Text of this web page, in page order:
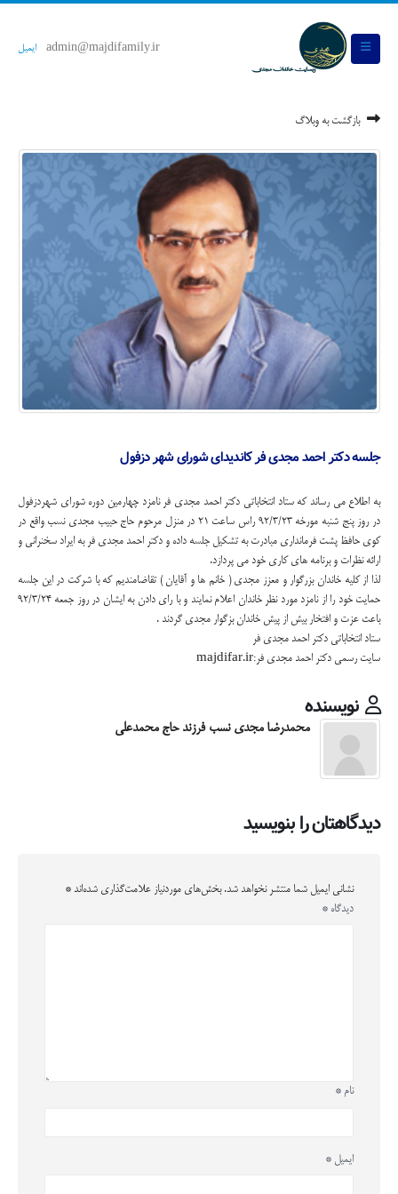
admin@majdifamily.ir ایمیل
بازگشت به وبلاگ
جلسه دکتر احمد مجدی فر کاندیدای شورای شهر دزفول
به اطلاع مي رساند كه ستاد انتخاباتی دكتر احمد مجدی فر نامزد چهارمين دوره شورای شهردزفول
در روز پنج شنبه مورخه 92/3/23 راس ساعت 21 در منزل مرحوم حاج حبيب مجدی نسب واقع در
كوی حافظ پشت فرمانداری مبادرت به تشكيل جلسه داده و دكتر احمد مجدی فر به ايراد سخنرانی و
ارائه نظرات و برنامه های كاری خود مي پردازد.
لذا از كليه خاندان بزرگوار و معزز مجدی ( خانم ها و آقايان ) تقاضامندیم كه با شركت در اين جلسه
حمايت خود را از نامزد مورد نظر خاندان اعلام نمايند و با رای دادن به ايشان در روز جمعه 92/3/24
باعث عزت و افتخار بيش از پيش خاندان بزگوار مجدی گردند .
ستاد انتخاباتی دكتر احمد مجدی فر
سایت رسمی دکتر احمد مجدی فر:majdifar.ir
نویسنده
محمدرضا مجدی نسب فرزند حاج محمدعلی
دیدگاهتان را بنویسید
نشانی ایمیل شما منتشر نخواهد شد. بخش‌های موردنیاز علامت‌گذاری شده‌اند *
دیدگاه *
نام *
ایمیل *